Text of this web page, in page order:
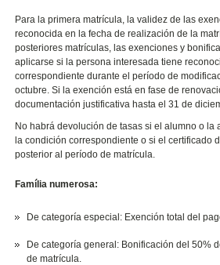
Para la primera matrícula, la validez de las
reconocida en la fecha de realización de la
posteriores matrículas, las exenciones y
aplicarse si la persona interesada tiene
correspondiente durante el período de
octubre. Si la exención está en fase de
documentación justificativa hasta el 31 de
No habrá devolución de tasas si el alumno o la
la condición correspondiente o si el certificado
posterior al período de matrícula.
Família numerosa:
De categoría especial: Exención total del
De categoría general: Bonificación del 50%
de matrícula.